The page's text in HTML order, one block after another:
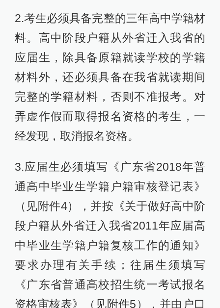
2.考生必须具备完整的三年高中学籍材
料。高中阶段户籍从外省迁入我省的
应届生，除具备原籍就读学校的学籍
材料外，还必须具备在我省就读期间
完整的学籍材料，否则不准报考。对
弄虚作假而取得报名资格的考生，一
经发现，取消报名资格。
3.应届生必须填写《广东省2018年普
通高中毕业生学籍户籍审核登记表》
（见附件4），并按《关于做好高中阶
段户籍从外省迁入我省2011年应届高
中毕业生学籍户籍复核工作的通知》
要求办理有关手续；往届生须填写
《广东省普通高校招生统一考试报名
资格审核表》（见附件5），并由户口